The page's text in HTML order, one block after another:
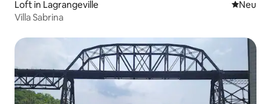
Loft in Lagrangeville Neue
Neu
Villa Sabrina